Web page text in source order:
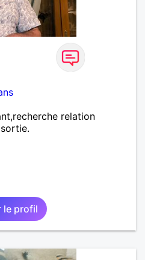
relation
le profil